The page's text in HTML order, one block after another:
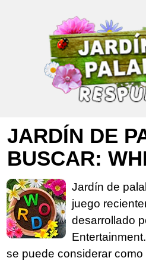
JARDÍN DE
BUSCAR:
Jardín de
juego
desarrollado
se puede considerar